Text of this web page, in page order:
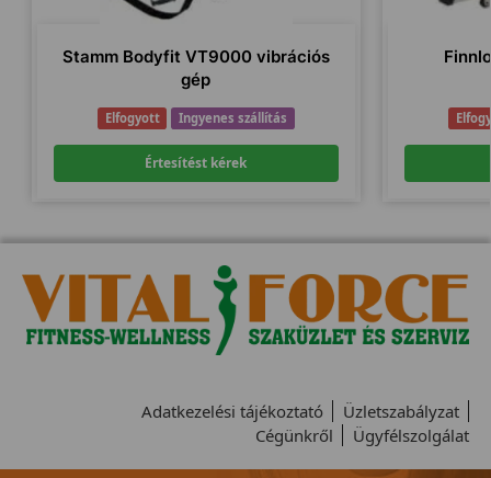
Stamm Bodyfit VT9000 vibrációs
gép
Elfogyott Ingyenes szállítás
Értesítést kérek
Adatkezelési tájékoztató
Üzletszabályzat
Cégünkről
Ügyfélszolgálat